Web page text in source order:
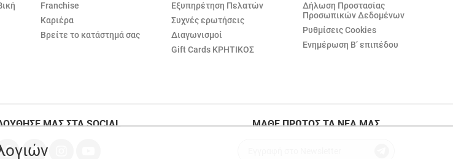
Franchise
Καριέρα
Βρείτε το κατάστημά σας
Εξυπηρέτηση Πελατών
Συχνές ερωτήσεις
Διαγωνισμοί
Gift Cards ΚΡΗΤΙΚΟΣ
Δήλωση Προστασίας
Προσωπικών Δεδομένων
Ρυθμίσεις Cookies
Ενημέρωση Β’ επιπέδου
ΜΑΣ ΣΤΑ SOCIAL ΜΑΘΕ ΠΡΩΤΟΣ ΤΑ ΝΕΑ ΜΑΣ